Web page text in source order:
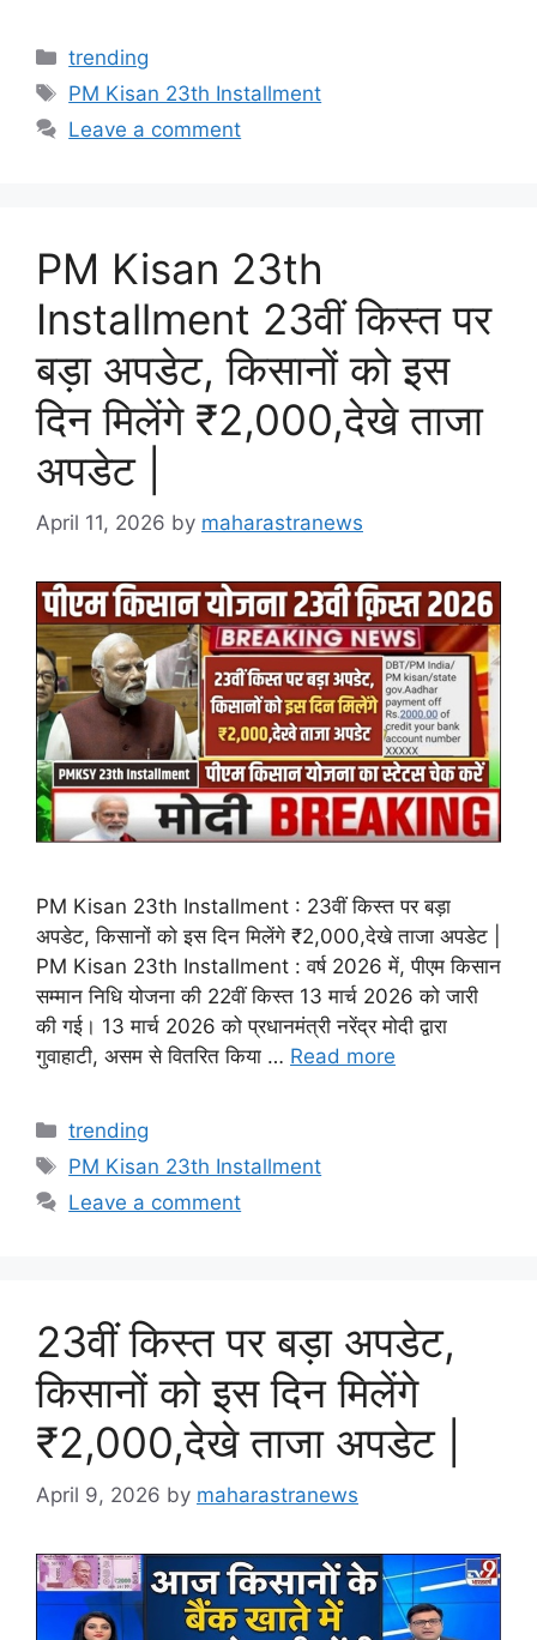
Categories
trending
Tags
PM Kisan 23th Installment
Leave a comment
PM Kisan 23th
Installment 23वीं किस्त पर
बड़ा अपडेट, किसानों को इस
दिन मिलेंगे ₹2,000,देखे ताजा
अपडेट |
April 11, 2026 by maharastranews
PM Kisan 23th Installment : 23वीं किस्त पर बड़ा
अपडेट, किसानों को इस दिन मिलेंगे ₹2,000,देखे ताजा अपडेट |
PM Kisan 23th Installment : वर्ष 2026 में, पीएम किसान
सम्मान निधि योजना की 22वीं किस्त 13 मार्च 2026 को जारी
की गई। 13 मार्च 2026 को प्रधानमंत्री नरेंद्र मोदी द्वारा
गुवाहाटी, असम से वितरित किया … Read more
Categories
trending
Tags
PM Kisan 23th Installment
Leave a comment
23वीं किस्त पर बड़ा अपडेट,
किसानों को इस दिन मिलेंगे
₹2,000,देखे ताजा अपडेट |
April 9, 2026 by maharastranews